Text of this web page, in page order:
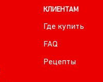
КЛИЕНТАМ
Где купить
FAQ
Рецепты